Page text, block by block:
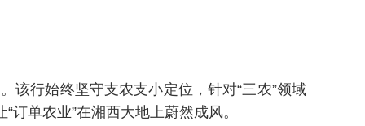
该行始终坚守支农支小定位，针对“三农”领域
订单农业”在湘西大地上蔚然成风。